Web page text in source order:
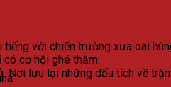
với chiến trường xưa oai
có cơ hội ghé thăm:
: Nơi lưu lại những dấu tích về